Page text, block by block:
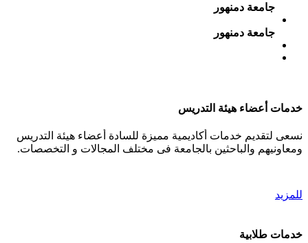
جامعة دمنهور
جامعة دمنهور
خدمات أعضاء هيئة التدريس
نسعى لتقديم خدمات أكاديمية مميزة للسادة أعضاء هيئة التدريس
ومعاونيهم والباحثين بالجامعة فى مختلف المجالات و التخصصات.
للمزيد
خدمات طلابية